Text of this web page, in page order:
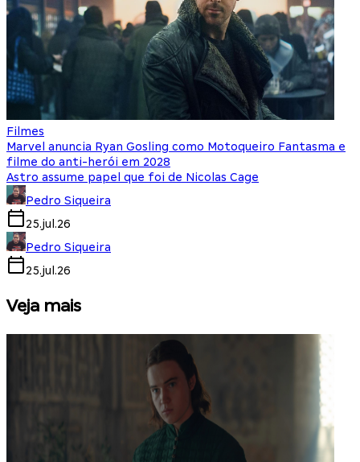
Filmes
Marvel anuncia Ryan Gosling como Motoqueiro Fantasma e
filme do anti-herói em 2028
Astro assume papel que foi de Nicolas Cage
Pedro Siqueira
25.jul.26
Pedro Siqueira
25.jul.26
Veja mais